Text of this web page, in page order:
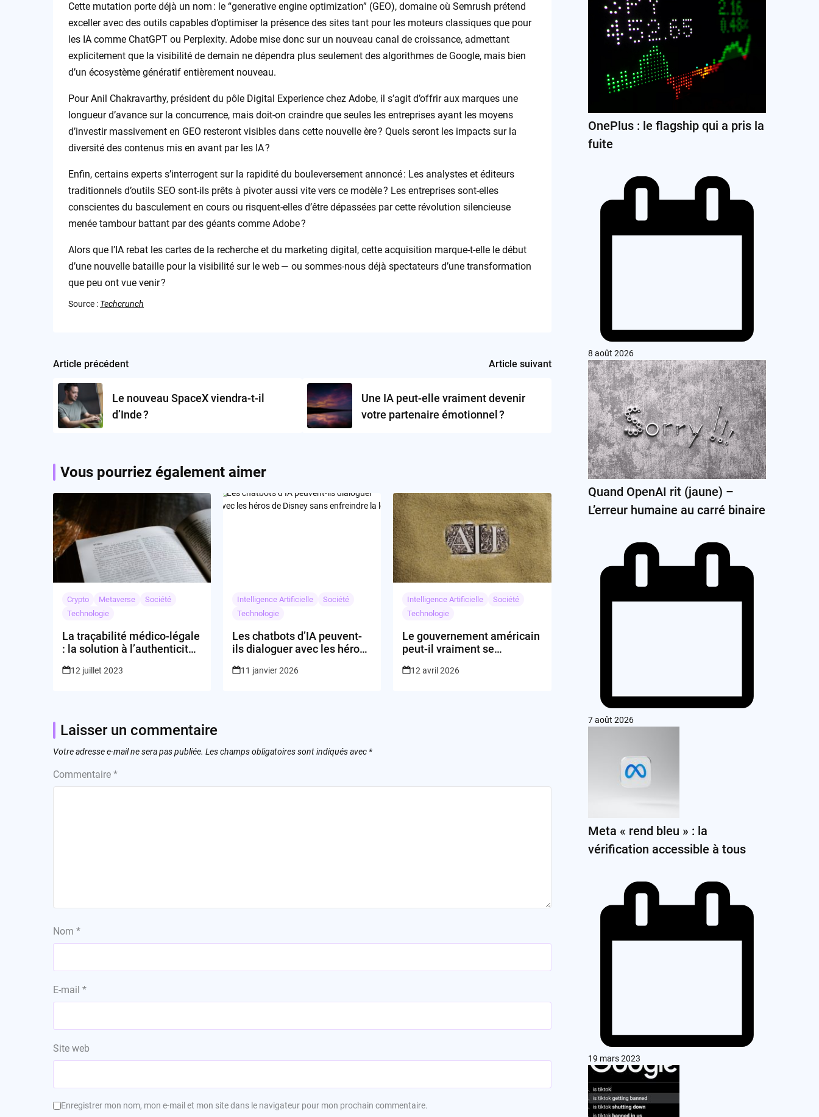
Cette mutation porte déjà un nom : le “generative engine optimization” (GEO), domaine où Semrush prétend
exceller avec des outils capables d’optimiser la présence des sites tant pour les moteurs classiques que pour
les IA comme ChatGPT ou Perplexity. Adobe mise donc sur un nouveau canal de croissance, admettant
explicitement que la visibilité de demain ne dépendra plus seulement des algorithmes de Google, mais bien
d’un écosystème génératif entièrement nouveau.
Pour Anil Chakravarthy, président du pôle Digital Experience chez Adobe, il s’agit d’offrir aux marques une
longueur d’avance sur la concurrence, mais doit-on craindre que seules les entreprises ayant les moyens
d’investir massivement en GEO resteront visibles dans cette nouvelle ère ? Quels seront les impacts sur la
diversité des contenus mis en avant par les IA ?
Enfin, certains experts s’interrogent sur la rapidité du bouleversement annoncé : Les analystes et éditeurs
traditionnels d’outils SEO sont-ils prêts à pivoter aussi vite vers ce modèle ? Les entreprises sont-elles
conscientes du basculement en cours ou risquent-elles d’être dépassées par cette révolution silencieuse
menée tambour battant par des géants comme Adobe ?
Alors que l’IA rebat les cartes de la recherche et du marketing digital, cette acquisition marque-t-elle le début
d’une nouvelle bataille pour la visibilité sur le web — ou sommes-nous déjà spectateurs d’une transformation
que peu ont vue venir ?
Source : Techcrunch
Post
navigation
Article précédent
Le nouveau SpaceX viendra-t-il
d’Inde ?
Article suivant
Une IA peut-elle vraiment devenir
votre partenaire émotionnel ?
Vous pourriez également aimer
Crypto Metaverse
Société
Technologie
La traçabilité médico-légale
: la solution à l’authenticité
d’approvisionnement ?
12 juillet 2023
Intelligence Artificielle
Société
Technologie
Les chatbots d’IA peuvent-
ils dialoguer avec les héros
loi ?11 janvier 2026
Intelligence Artificielle
Société
Technologie
Le gouvernement américain
peut-il vraiment se
12 avril 2026
Laisser un commentaire
Votre adresse e-mail ne sera pas publiée. Les champs obligatoires sont indiqués avec *
Commentaire *
Nom *
E-mail *
Site web
Enregistrer mon nom, mon e-mail et mon site dans le navigateur pour mon prochain commentaire.
OnePlus : le flagship qui a pris la
fuite
8 août 2026
Quand OpenAI rit (jaune) –
L’erreur humaine au carré binaire
7 août 2026
Meta « rend bleu » : la
vérification accessible à tous
19 mars 2023